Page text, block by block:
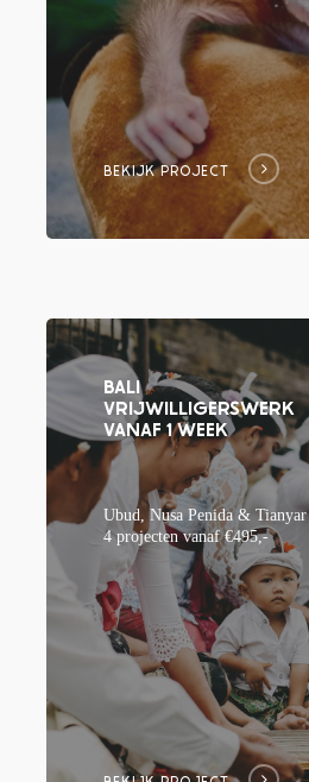
BEKIJK PROJECT
BALI
VRIJWILLIGERSWERK
VANAF 1 WEEK
Ubud, Nusa Penida & Tianyar
4 projecten vanaf €495,-